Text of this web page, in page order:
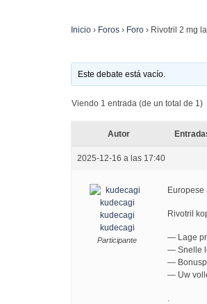
Inicio › Foros › Foro › Rivotril 2 mg
Este debate está vacío.
Viendo 1 entrada (de un total de 1)
Autor
2025-12-16 a las 17:40
kudecagi
kudecagi
Participante
Europese
Rivotril
— Lage
— Snelle
—
— Uw
.